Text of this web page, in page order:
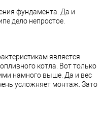
фундамента. Да и
дело непростое.
является
котла. Вот только
намного выше. Да и вес
усложняет монтаж. Зато